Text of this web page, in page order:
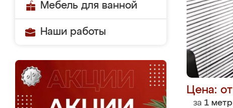
Мебель для ванной
Наши работы
Цена:
за 1 метр